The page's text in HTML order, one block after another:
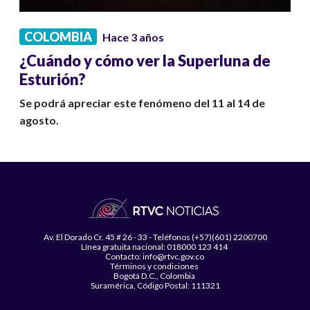
COLOMBIA Hace 3 años
¿Cuándo y cómo ver la Superluna de
Esturión?
Se podrá apreciar este fenómeno del 11 al 14 de
agosto.
Av. El Dorado Cr. 45 # 26 - 33 - Teléfonos (+57)(601) 2200700
Línea gratuita nacional: 018000 123 414
Contacto: info@rtvc.gov.co
Términos y condiciones
Bogotá D.C., Colombia
Suramérica, Código Postal: 111321